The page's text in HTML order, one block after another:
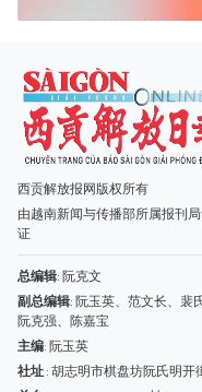
副总编辑: 阮玉英、范文长、裴
阮克强、陈嘉宝
主编: 阮玉英
社址: 胡志明市棋盘坊阮氏明开
总台: (028) 39294091 - 转 060
热线: 096.558.1888
编辑部: (028) 39294092 - 转
电子信箱
广告部
(028) 38334185